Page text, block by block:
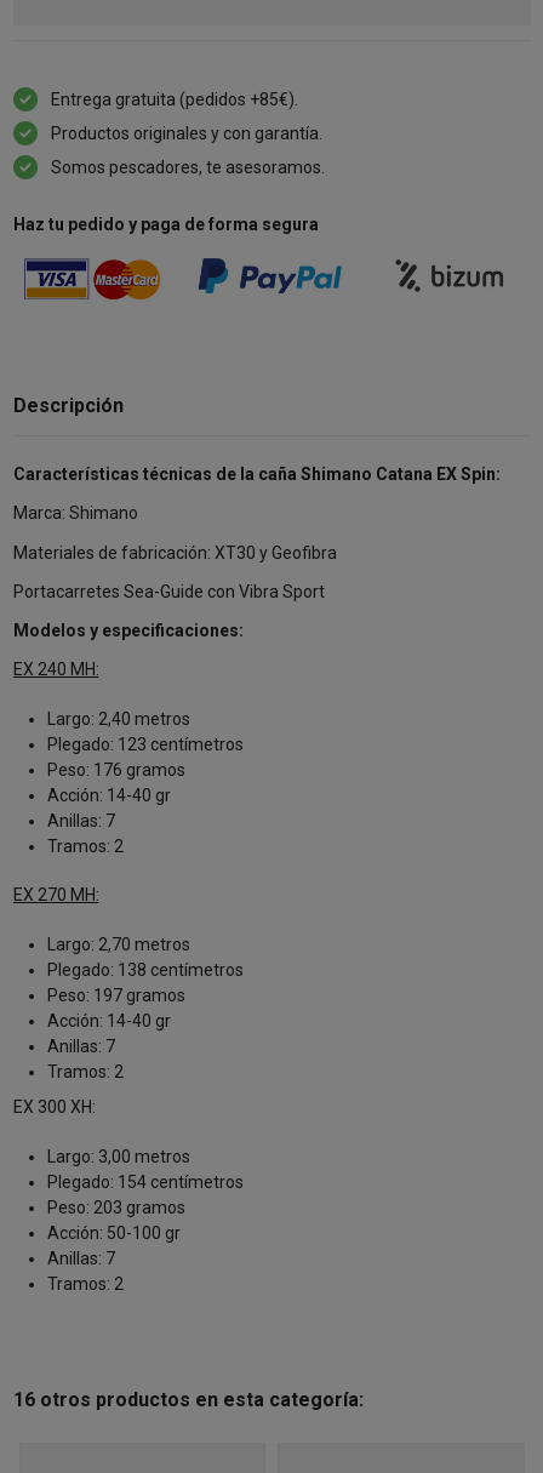
Entrega gratuita (pedidos +85€).
Productos originales y con garantía.
Somos pescadores, te asesoramos.
Haz tu pedido y paga de forma segura
Descripción
Características técnicas de la caña Shimano Catana EX Spin:
Marca: Shimano
Materiales de fabricación: XT30 y Geofibra
Portacarretes Sea-Guide con Vibra Sport
Modelos y especificaciones:
EX 240 MH:
Largo: 2,40 metros
Plegado: 123 centímetros
Peso: 176 gramos
Acción: 14-40 gr
Anillas: 7
Tramos: 2
EX 270 MH:
Largo: 2,70 metros
Plegado: 138 centímetros
Peso: 197 gramos
Acción: 14-40 gr
Anillas: 7
Tramos: 2
EX 300 XH:
Largo: 3,00 metros
Plegado: 154 centímetros
Peso: 203 gramos
Acción: 50-100 gr
Anillas: 7
Tramos: 2
16 otros productos en esta categoría: